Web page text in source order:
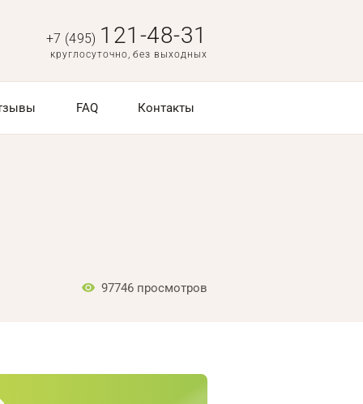
+7 (495) 121-48-31
круглосуточно, без выходных
FAQ Контакты
97746 просмотров